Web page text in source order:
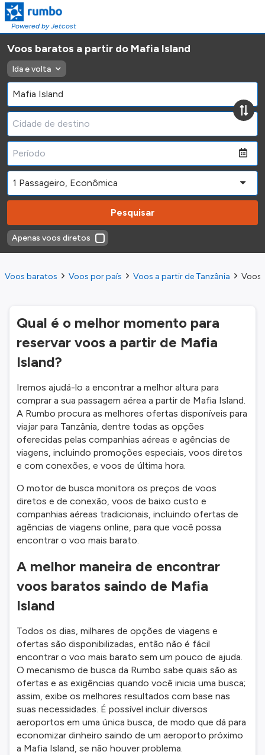
Powered by Jetcost
Voos baratos a partir do Mafia Island
Ida e volta
Pesquisar
Apenas voos diretos
Voos baratos Voos por país Voos a partir de Tanzânia Voos
Qual é o melhor momento para
reservar voos a partir de Mafia
Island?
Iremos ajudá-lo a encontrar a melhor altura para
comprar a sua passagem aérea a partir de Mafia Island.
A Rumbo procura as melhores ofertas disponíveis para
viajar para Tanzânia, dentre todas as opções
oferecidas pelas companhias aéreas e agências de
viagens, incluindo promoções especiais, voos diretos
e com conexões, e voos de última hora.
O motor de busca monitora os preços de voos
diretos e de conexão, voos de baixo custo e
companhias aéreas tradicionais, incluindo ofertas de
agências de viagens online, para que você possa
encontrar o voo mais barato.
A melhor maneira de encontrar
voos baratos saindo de Mafia
Island
Todos os dias, milhares de opções de viagens e
ofertas são disponibilizadas, então não é fácil
encontrar o voo mais barato sem um pouco de ajuda.
O mecanismo de busca da Rumbo sabe quais são as
ofertas e as exigências quando você inicia uma busca;
assim, exibe os melhores resultados com base nas
suas necessidades. É possível incluir diversos
aeroportos em uma única busca, de modo que dá para
economizar dinheiro saindo de um aeroporto próximo
a Mafia Island, se não houver problema.